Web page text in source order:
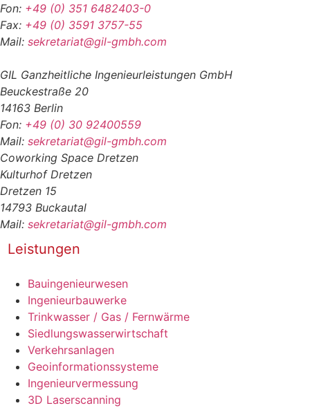
Fon: +49 (0) 351 6482403-0
Fax: +49 (0) 3591 3757-55
Mail: sekretariat@gil-gmbh.com
GIL Ganzheitliche Ingenieurleistungen GmbH
Beuckestraße 20
14163 Berlin
Fon: +49 (0) 30 92400559
Mail: sekretariat@gil-gmbh.com
Coworking Space Dretzen
Kulturhof Dretzen
Dretzen 15
14793 Buckautal
Mail: sekretariat@gil-gmbh.com
Leistungen
Bauingenieurwesen
Ingenieurbauwerke
Trinkwasser / Gas / Fernwärme
Siedlungswasserwirtschaft
Verkehrsanlagen
Geoinformationssysteme
Ingenieurvermessung
3D Laserscanning